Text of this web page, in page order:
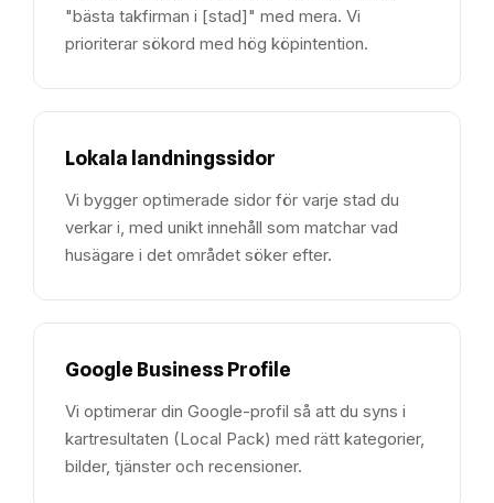
"bästa takfirman i [stad]" med mera. Vi
prioriterar sökord med hög köpintention.
Lokala landningssidor
Vi bygger optimerade sidor för varje stad du
verkar i, med unikt innehåll som matchar vad
husägare i det området söker efter.
Google Business Profile
Vi optimerar din Google-profil så att du syns i
kartresultaten (Local Pack) med rätt kategorier,
bilder, tjänster och recensioner.